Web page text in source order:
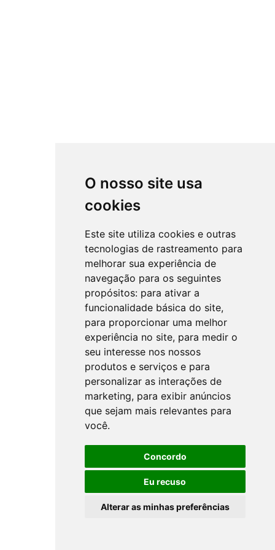
O nosso site usa
cookies
Este site utiliza cookies e outras
tecnologias de rastreamento para
melhorar sua experiência de
navegação para os seguintes
propósitos: para ativar a
funcionalidade básica do site,
para proporcionar uma melhor
experiência no site, para medir o
seu interesse nos nossos
produtos e serviços e para
personalizar as interações de
marketing, para exibir anúncios
que sejam mais relevantes para
você.
Concordo
Eu recuso
Alterar as minhas preferências